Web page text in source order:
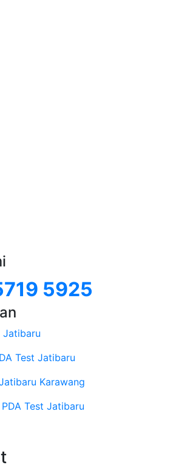
5925
Jatibaru
Test Jatibaru
Karawang
Test Jatibaru